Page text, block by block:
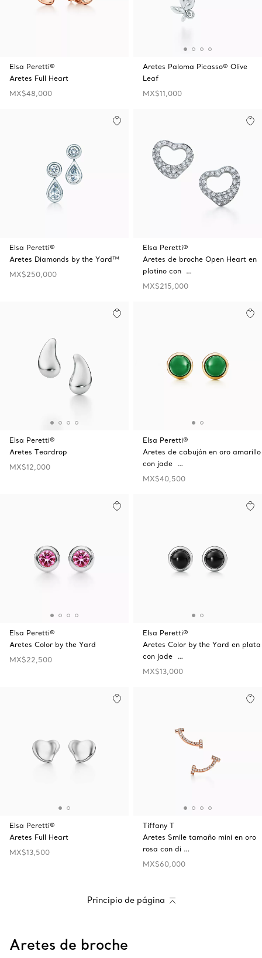
Elsa Peretti®
Aretes Full Heart
MX$48,000
Aretes Paloma Picasso® Olive
Leaf
MX$11,000
Elsa Peretti®
Aretes Diamonds by the Yard™
MX$250,000
Elsa Peretti®
Aretes de broche Open Heart en
platino con …
MX$215,000
Elsa Peretti®
Aretes Teardrop
MX$12,000
Elsa Peretti®
Aretes de cabujón en oro amarillo
con jade …
MX$40,500
Elsa Peretti®
Aretes Color by the Yard
MX$22,500
Elsa Peretti®
Aretes Color by the Yard en plata
con jade …
MX$13,000
Elsa Peretti®
Aretes Full Heart
MX$13,500
Tiffany T
Aretes Smile tamaño mini en oro
rosa con di …
MX$60,000
Principio de página
Aretes de broche